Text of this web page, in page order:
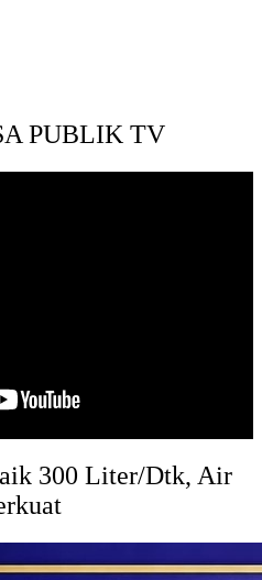
PUBLIK TV
300 Liter/Dtk, Air